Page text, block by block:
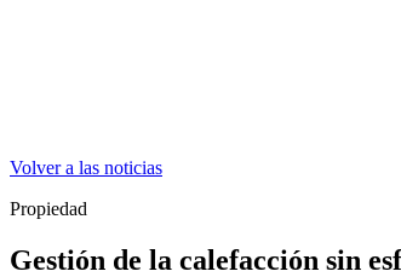
Volver a las noticias
Propiedad
Gestión de la calefacción sin